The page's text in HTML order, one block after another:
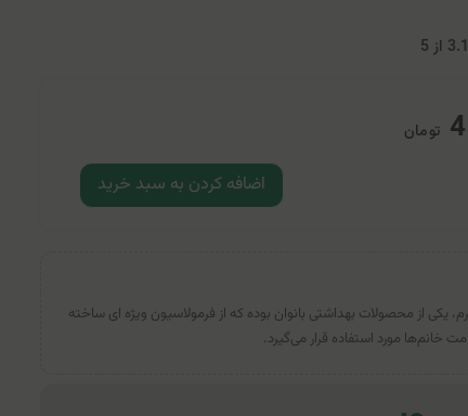
از 5
تومان
اضافه کردن به سبد خرید
یکی از محصولات بهداشتی بانوان بوده که از فرمولاسیون ویژه ای ساخته
مورد استفاده قرار می‌گیرد.